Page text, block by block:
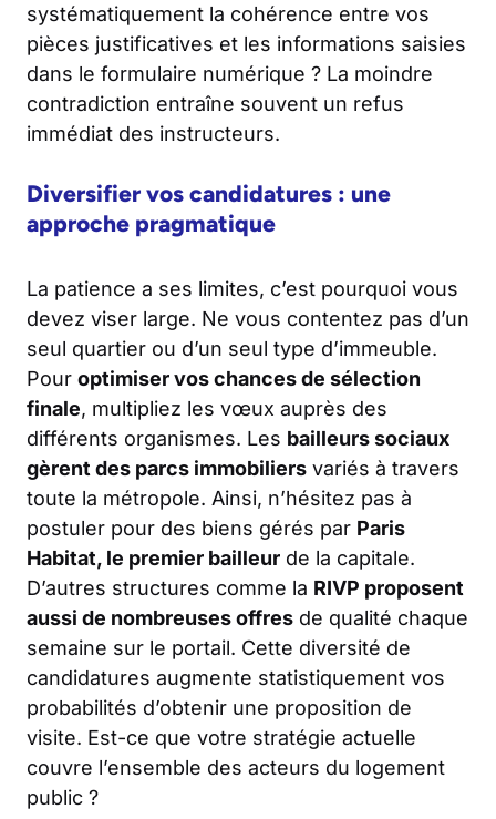
systématiquement la cohérence entre vos
pièces justificatives et les informations saisies
dans le formulaire numérique ? La moindre
contradiction entraîne souvent un refus
immédiat des instructeurs.
Diversifier vos candidatures : une
approche pragmatique
La patience a ses limites, c’est pourquoi vous
devez viser large. Ne vous contentez pas d’un
seul quartier ou d’un seul type d’immeuble.
Pour optimiser vos chances de sélection
finale, multipliez les vœux auprès des
différents organismes. Les bailleurs sociaux
gèrent des parcs immobiliers variés à travers
toute la métropole. Ainsi, n’hésitez pas à
postuler pour des biens gérés par Paris
Habitat, le premier bailleur de la capitale.
D’autres structures comme la RIVP proposent
aussi de nombreuses offres de qualité chaque
semaine sur le portail. Cette diversité de
candidatures augmente statistiquement vos
probabilités d’obtenir une proposition de
visite. Est-ce que votre stratégie actuelle
couvre l’ensemble des acteurs du logement
public ?